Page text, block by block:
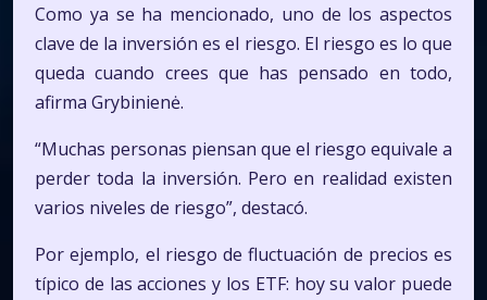
Como ya se ha mencionado, uno de los aspectos
clave de la inversión es el riesgo. El riesgo es lo que
queda cuando crees que has pensado en todo,
afirma Grybinienė.
“Muchas personas piensan que el riesgo equivale a
perder toda la inversión. Pero en realidad existen
varios niveles de riesgo”, destacó.
Por ejemplo, el riesgo de fluctuación de precios es
típico de las acciones y los ETF: hoy su valor puede